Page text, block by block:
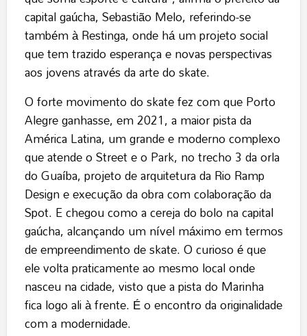
capital gaúcha, Sebastião Melo, referindo-se
também à Restinga, onde há um projeto social
que tem trazido esperança e novas perspectivas
aos jovens através da arte do skate.
O forte movimento do skate fez com que Porto
Alegre ganhasse, em 2021, a maior pista da
América Latina, um grande e moderno complexo
que atende o Street e o Park, no trecho 3 da orla
do Guaíba, projeto de arquitetura da Rio Ramp
Design e execução da obra com colaboração da
Spot. E chegou como a cereja do bolo na capital
gaúcha, alcançando um nível máximo em termos
de empreendimento de skate. O curioso é que
ele volta praticamente ao mesmo local onde
nasceu na cidade, visto que a pista do Marinha
fica logo ali à frente. É o encontro da originalidade
com a modernidade.